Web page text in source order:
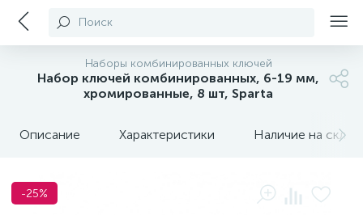
Поиск
Наборы комбинированных ключей
Набор ключей комбинированных, 6-19 мм,
хромированные, 8 шт, Sparta
Описание Характеристики Наличие на
-25%